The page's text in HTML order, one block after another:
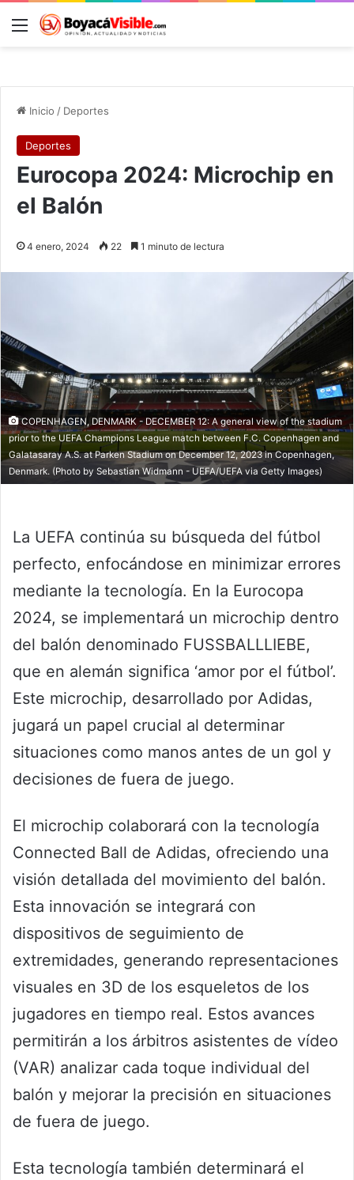
Menú
Inicio / Deportes
Deportes
Eurocopa 2024: Microchip en
el Balón
4 enero, 2024 22 1 minuto de lectura
COPENHAGEN, DENMARK - DECEMBER 12: A general view of the stadium
prior to the UEFA Champions League match between F.C. Copenhagen and
Galatasaray A.S. at Parken Stadium on December 12, 2023 in Copenhagen,
Denmark. (Photo by Sebastian Widmann - UEFA/UEFA via Getty Images)
La UEFA continúa su búsqueda del fútbol
perfecto, enfocándose en minimizar errores
mediante la tecnología. En la Eurocopa
2024, se implementará un microchip dentro
del balón denominado FUSSBALLLIEBE,
que en alemán significa ‘amor por el fútbol’.
Este microchip, desarrollado por Adidas,
jugará un papel crucial al determinar
situaciones como manos antes de un gol y
decisiones de fuera de juego.
El microchip colaborará con la tecnología
Connected Ball de Adidas, ofreciendo una
visión detallada del movimiento del balón.
Esta innovación se integrará con
dispositivos de seguimiento de
extremidades, generando representaciones
visuales en 3D de los esqueletos de los
jugadores en tiempo real. Estos avances
permitirán a los árbitros asistentes de vídeo
(VAR) analizar cada toque individual del
balón y mejorar la precisión en situaciones
de fuera de juego.
Esta tecnología también determinará el